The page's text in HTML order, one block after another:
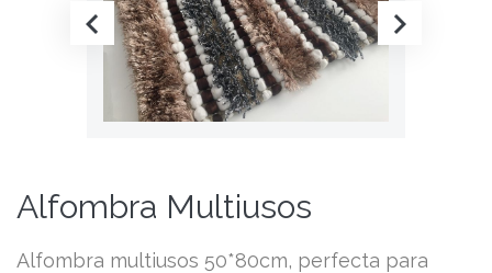
Alfombra Multiusos
Alfombra multiusos 50*80cm, perfecta para